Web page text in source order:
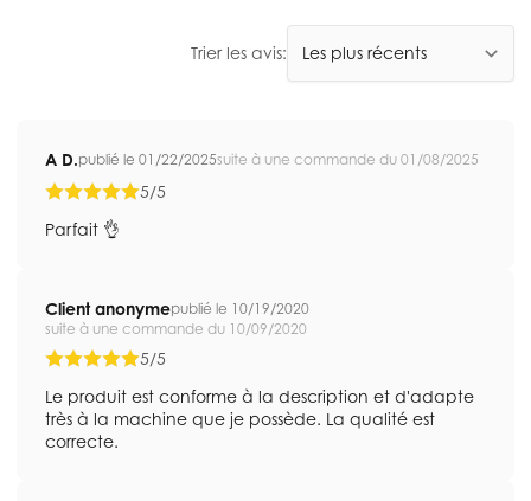
Trier les avis:
A D.publié le 01/22/2025suite à une commande du 01/08/2025
5/5
Parfait 👌
Client anonymepublié le 10/19/2020
suite à une commande du 10/09/2020
5/5
Le produit est conforme à la description et d'adapte
très à la machine que je possède. La qualité est
correcte.